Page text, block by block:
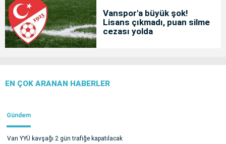
Vanspor'a büyük şok!
Lisans çıkmadı, puan silme
cezası yolda
EN ÇOK ARANAN HABERLER
Gündem
Van YYÜ kavşağı 2 gün trafiğe kapatılacak